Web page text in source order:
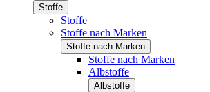
Stoffe
Stoffe
Stoffe nach Marken
Stoffe nach Marken
Stoffe nach Marken
Albstoffe
Albstoffe